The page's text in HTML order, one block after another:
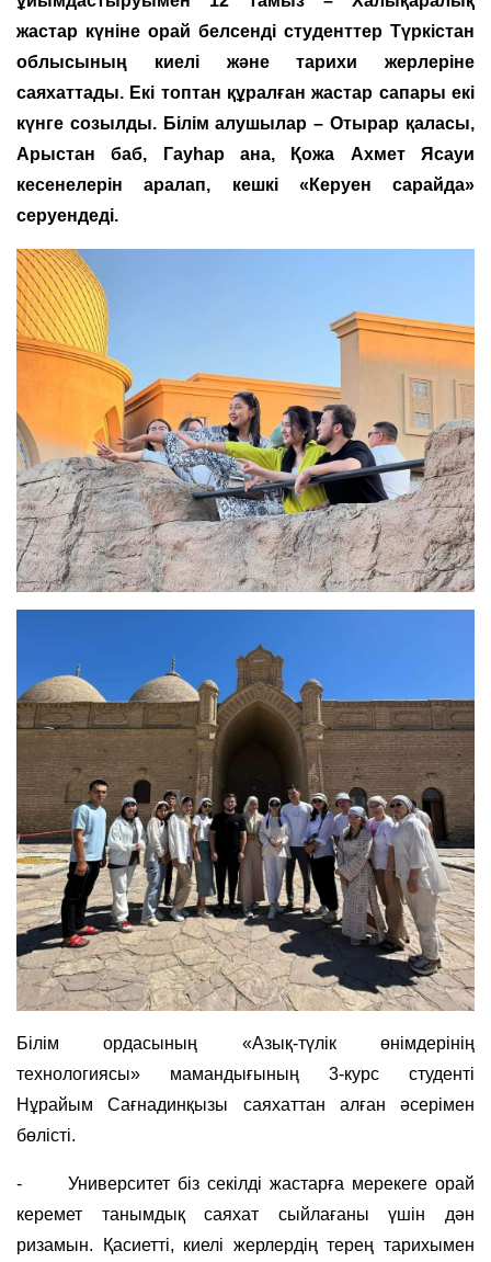
жастар күніне орай белсенді студенттер Түркістан
облысының киелі және тарихи жерлеріне
саяхаттады. Екі топтан құралған жастар сапары екі
күнге созылды. Білім алушылар – Отырар қаласы,
Арыстан баб, Гауһар ана, Қожа Ахмет Ясауи
кесенелерін аралап, кешкі «Керуен сарайда»
серуендеді.
Білім ордасының «Азық-түлік өнімдерінің
технологиясы» мамандығының 3-курс студенті
Нұрайым Сағнадинқызы саяхаттан алған әсерімен
бөлісті.
- Университет біз секілді жастарға мерекеге орай
керемет танымдық саяхат сыйлағаны үшін дән
ризамын. Қасиетті, киелі жерлердің терең тарихымен